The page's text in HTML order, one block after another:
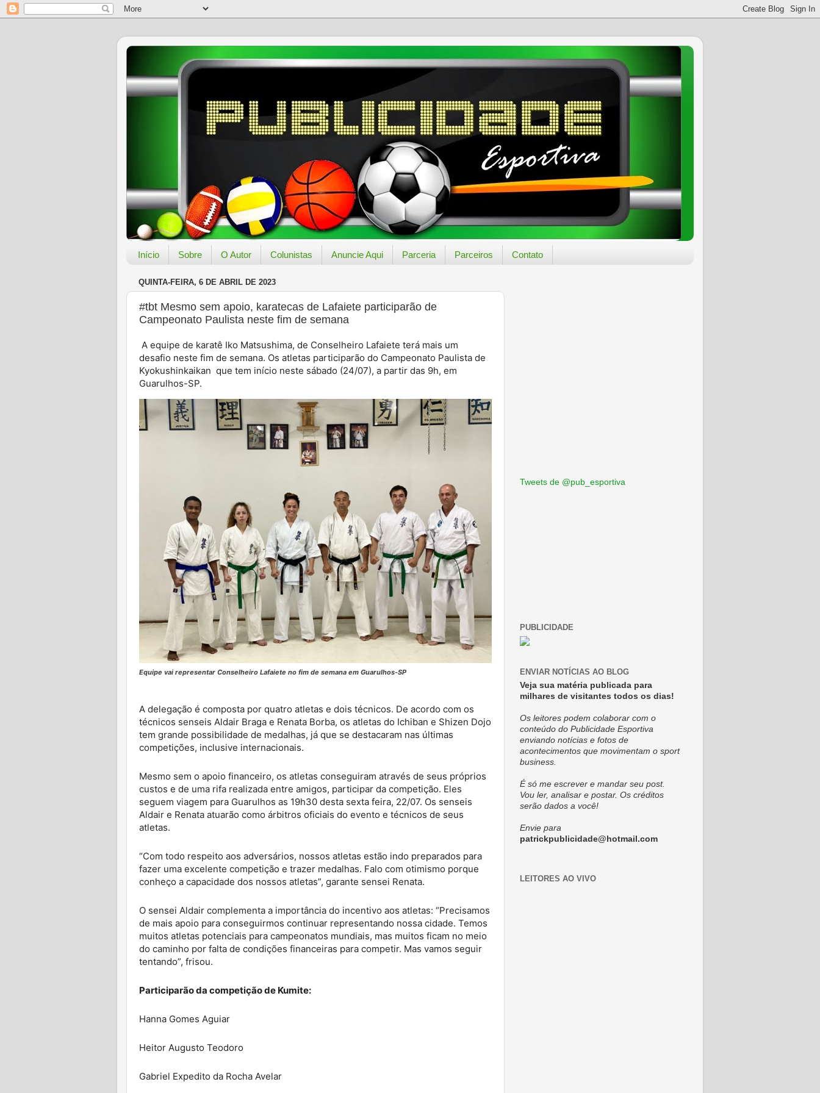
Início Sobre O Autor Colunistas Anuncie Aqui Parceria Parceiros Contato
QUINTA-FEIRA, 6 DE ABRIL DE 2023
#tbt Mesmo sem apoio, karatecas de Lafaiete participarão de
Campeonato Paulista neste fim de semana
A equipe de karatê Iko Matsushima, de Conselheiro Lafaiete terá mais um
desafio neste fim de semana. Os atletas participarão do Campeonato Paulista de
Kyokushinkaikan que tem início neste sábado (24/07), a partir das 9h, em
Guarulhos-SP.
Equipe vai representar Conselheiro Lafaiete no fim de semana em Guarulhos-SP
A delegação é composta por quatro atletas e dois técnicos. De acordo com os
técnicos senseis Aldair Braga e Renata Borba, os atletas do Ichiban e Shizen Dojo
tem grande possibilidade de medalhas, já que se destacaram nas últimas
competições, inclusive internacionais.
Mesmo sem o apoio financeiro, os atletas conseguiram através de seus próprios
custos e de uma rifa realizada entre amigos, participar da competição. Eles
seguem viagem para Guarulhos as 19h30 desta sexta feira, 22/07. Os senseis
Aldair e Renata atuarão como árbitros oficiais do evento e técnicos de seus
atletas.
“Com todo respeito aos adversários, nossos atletas estão indo preparados para
fazer uma excelente competição e trazer medalhas. Falo com otimismo porque
conheço a capacidade dos nossos atletas”, garante sensei Renata.
O sensei Aldair complementa a importância do incentivo aos atletas: “Precisamos
de mais apoio para conseguirmos continuar representando nossa cidade. Temos
muitos atletas potenciais para campeonatos mundiais, mas muitos ficam no meio
do caminho por falta de condições financeiras para competir. Mas vamos seguir
tentando”, frisou.
Participarão da competição de Kumite:
Hanna Gomes Aguiar
Heitor Augusto Teodoro
Gabriel Expedito da Rocha Avelar
Tweets de @pub_esportiva
PUBLICIDADE
ENVIAR NOTÍCIAS AO BLOG
Veja sua matéria publicada para
milhares de visitantes todos os dias!
Os leitores podem colaborar com o
conteúdo do Publicidade Esportiva
enviando notícias e fotos de
acontecimentos que movimentam o sport
business.
É só me escrever e mandar seu post.
Vou ler, analisar e postar. Os créditos
serão dados a você!
Envie para
patrickpublicidade@hotmail.com
LEITORES AO VIVO